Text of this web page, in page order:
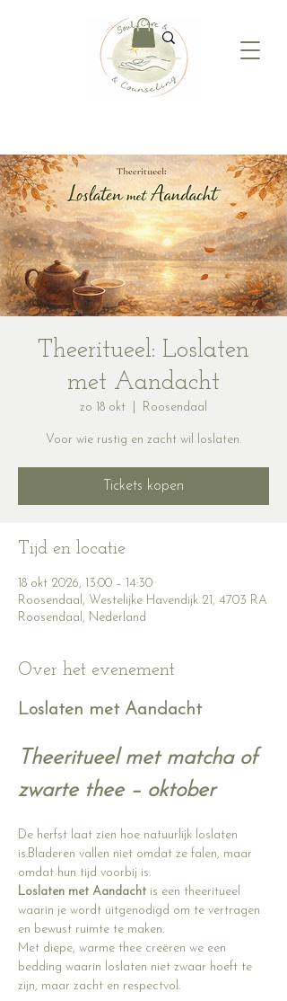
Theeritueel: Loslaten
met Aandacht
zo 18 okt Roosendaal
Voor wie rustig en zacht wil loslaten.
Tickets kopen
Tijd en locatie
18 okt 2026, 13:00 – 14:30
Roosendaal, Westelijke Havendijk 21, 4703 RA
Roosendaal, Nederland
Over het evenement
Loslaten met Aandacht
Theeritueel met matcha of
zwarte thee – oktober
De herfst laat zien hoe natuurlijk loslaten
is.Bladeren vallen niet omdat ze falen, maar
omdat hun tijd voorbij is.
Loslaten met Aandacht is een theeritueel
waarin je wordt uitgenodigd om te vertragen
en bewust ruimte te maken.
Met diepe, warme thee creëren we een
bedding waarin loslaten niet zwaar hoeft te
zijn, maar zacht en respectvol.